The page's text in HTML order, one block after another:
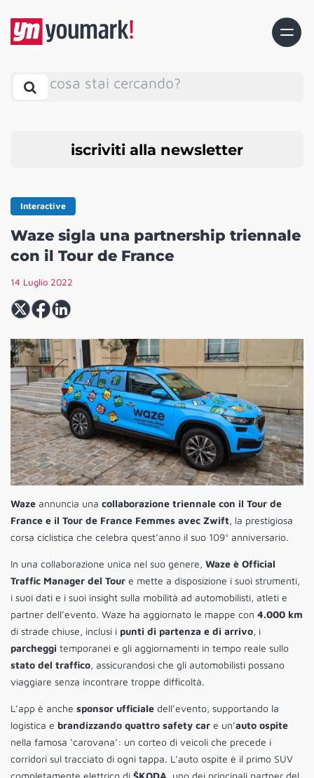
cosa stai cercando?
iscriviti alla newsletter
Interactive
Waze sigla una partnership triennale
con il Tour de France
14 Luglio 2022
Waze annuncia una collaborazione triennale con il Tour de
France e il Tour de France Femmes avec Zwift, la prestigiosa
corsa ciclistica che celebra quest’anno il suo 109° anniversario.
In una collaborazione unica nel suo genere, Waze è Official
Traffic Manager del Tour e mette a disposizione i suoi strumenti,
i suoi dati e i suoi insight sulla mobilità ad automobilisti, atleti e
partner dell’evento. Waze ha aggiornato le mappe con 4.000 km
di strade chiuse, inclusi i punti di partenza e di arrivo, i
parcheggi temporanei e gli aggiornamenti in tempo reale sullo
stato del traffico, assicurandosi che gli automobilisti possano
viaggiare senza incontrare troppe difficoltà.
L’app è anche sponsor ufficiale dell’evento, supportando la
logistica e brandizzando quattro safety car e un’auto ospite
nella famosa ‘carovana’: un corteo di veicoli che precede i
corridori sul tracciato di ogni tappa. L’auto ospite è il primo SUV
completamente elettrico di ŠKODA, uno dei principali partner del